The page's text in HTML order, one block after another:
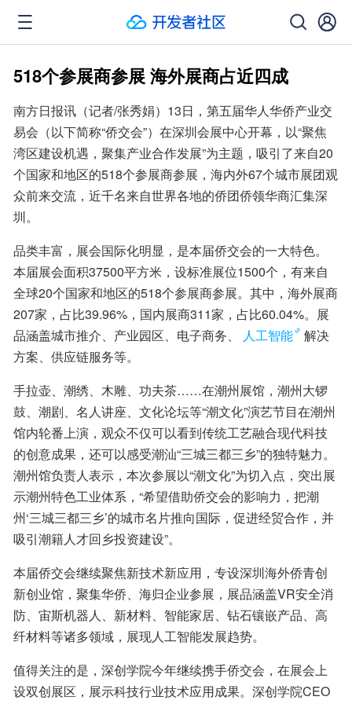
518个参展商参展 海外展商占近四成
南方日报讯（记者/张秀娟）13日，第五届华人华侨产业交
易会（以下简称“侨交会”）在深圳会展中心开幕，以“聚焦
湾区建设机遇，聚集产业合作发展”为主题，吸引了来自20
个国家和地区的518个参展商参展，海内外67个城市展团观
众前来交流，近千名来自世界各地的侨团侨领华商汇集深
圳。
品类丰富，展会国际化明显，是本届侨交会的一大特色。
本届展会面积37500平方米，设标准展位1500个，有来自
全球20个国家和地区的518个参展商参展。其中，海外展商
207家，占比39.96%，国内展商311家，占比60.04%。展
品涵盖城市推介、产业园区、电子商务、
人工智能
解决
方案、供应链服务等。
手拉壶、潮绣、木雕、功夫茶……在潮州展馆，潮州大锣
鼓、潮剧、名人讲座、文化论坛等“潮文化”演艺节目在潮州
馆内轮番上演，观众不仅可以看到传统工艺融合现代科技
的创意成果，还可以感受潮汕“三城三都三乡”的独特魅力。
潮州馆负责人表示，本次参展以“潮文化”为切入点，突出展
示潮州特色工业体系，“希望借助侨交会的影响力，把潮
州‘三城三都三乡’的城市名片推向国际，促进经贸合作，并
吸引潮籍人才回乡投资建设”。
本届侨交会继续聚焦新技术新应用，专设深圳海外侨青创
新创业馆，聚集华侨、海归企业参展，展品涵盖VR安全消
防、宙斯机器人、新材料、智能家居、钻石镶嵌产品、高
纤材料等诸多领域，展现人工智能发展趋势。
值得关注的是，深创学院今年继续携手侨交会，在展会上
设双创展区，展示科技行业技术应用成果。深创学院CEO